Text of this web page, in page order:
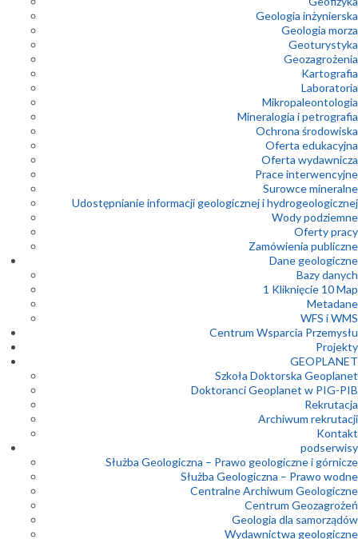
Geologia inżynierska
Geologia morza
Geoturystyka
Geozagrożenia
Kartografia
Laboratoria
Mikropaleontologia
Mineralogia i petrografia
Ochrona środowiska
Oferta edukacyjna
Oferta wydawnicza
Prace interwencyjne
Surowce mineralne
Udostępnianie informacji geologicznej i hydrogeologicznej
Wody podziemne
Oferty pracy
Zamówienia publiczne
Dane geologiczne
Bazy danych
1 Kliknięcie 10 Map
Metadane
WFS i WMS
Centrum Wsparcia Przemysłu
Projekty
GEOPLANET
Szkoła Doktorska Geoplanet
Doktoranci Geoplanet w PIG-PIB
Rekrutacja
Archiwum rekrutacji
Kontakt
podserwisy
Służba Geologiczna – Prawo geologiczne i górnicze
Służba Geologiczna – Prawo wodne
Centralne Archiwum Geologiczne
Centrum Geozagrożeń
Geologia dla samorządów
Wydawnictwa geologiczne